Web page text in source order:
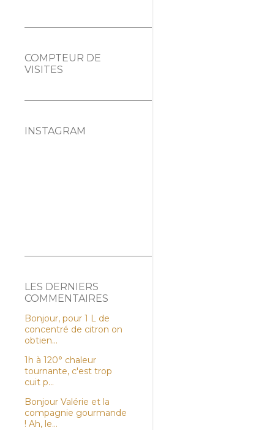
COMPTEUR DE
VISITES
INSTAGRAM
LES DERNIERS
COMMENTAIRES
Bonjour, pour 1 L de
concentré de citron on
obtien...
1h à 120° chaleur
tournante, c'est trop
cuit p...
Bonjour Valérie et la
compagnie gourmande
! Ah, le...